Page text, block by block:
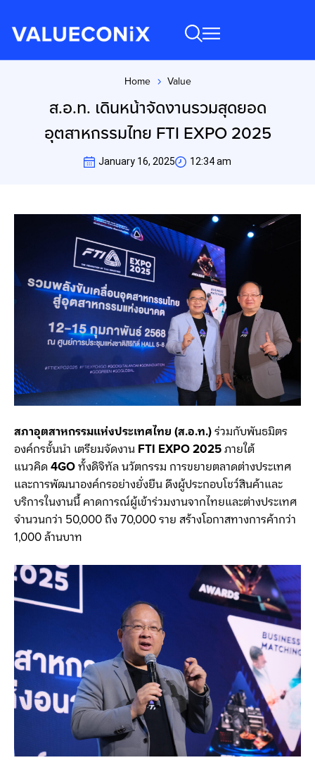
Home Value
ส.อ.ท. เดินหน้าจัดงานรวมสุดยอด
อุตสาหกรรมไทย FTI EXPO 2025
January 16, 2025 12:34 am
สภาอุตสาหกรรมแห่งประเทศไทย (ส.อ.ท.)ร่วมกับพันธมิตร
องค์กรชั้นนำ เตรียมจัดงานFTI EXPO 2025ภายใต้
แนวคิด4GOทั้งดิจิทัล นวัตกรรม การขยายตลาดต่างประเทศ
และการพัฒนาองค์กรอย่างยั่งยืน ดึงผู้ประกอบโชว์สินค้าและ
บริการในงานนี้ คาดการณ์ผู้เข้าร่วมงานจากไทยและต่างประเทศ
จำนวนกว่า 50,000 ถึง 70,000 ราย สร้างโอกาสทางการค้ากว่า
1,000 ล้านบาท